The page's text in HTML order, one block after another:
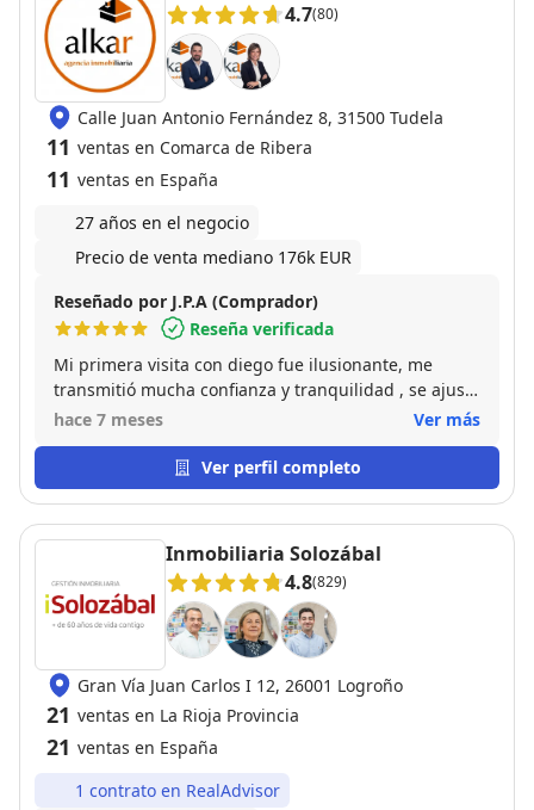
4.7(80)
Calle Juan Antonio Fernández 8, 31500 Tudela
11 ventas en Comarca de Ribera
11 ventas en España
27 años en el negocio
Precio de venta mediano 176k EUR
Reseñado por J.P.A (Comprador)
Reseña verificada
Mi primera visita con diego fue ilusionante, me
transmitió mucha confianza y tranquilidad , se ajusto
totalmente a lo que esperaba buscar y me resolvió
hace 7 meses Ver más
Ver perfil completo
Inmobiliaria Solozábal
4.8(829)
Gran Vía Juan Carlos I 12, 26001 Logroño
21 ventas en La Rioja Provincia
21 ventas en España
1 contrato en RealAdvisor